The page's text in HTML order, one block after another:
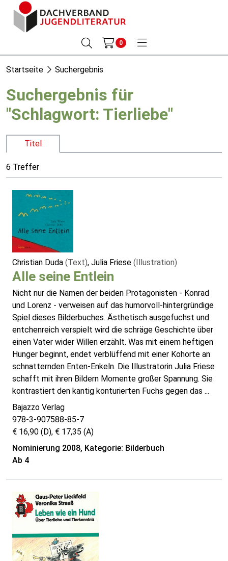
0
Startseite Suchergebnis
Suchergebnis für
"Schlagwort: Tierliebe"
Titel
6 Treffer
Christian Duda (Text), Julia Friese (Illustration)
Alle seine Entlein
Nicht nur die Namen der beiden Protagonisten - Konrad
und Lorenz - verweisen auf das humorvoll-hintergründige
Spiel dieses Bilderbuches. Ästhetisch ausgefuchst und
entchenreich verspielt wird die schräge Geschichte über
einen Vater wider Willen erzählt. Was mit einem heftigen
Hunger beginnt, endet verblüffend mit einer Kohorte an
schnatternden Enten-Enkeln. Die Illustratorin Julia Friese
schafft mit ihren Bildern Momente großer Spannung. Sie
kontrastiert den kantig konturierten Fuchs gegen das ...
Bajazzo Verlag
978-3-907588-85-7
€ 16,90 (D), € 17,35 (A)
Nominierung 2008, Kategorie: Bilderbuch
Ab 4